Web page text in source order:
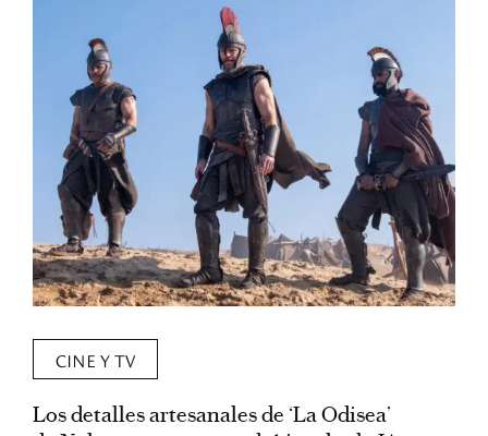
CINE Y TV
Los detalles artesanales de ‘La Odisea’